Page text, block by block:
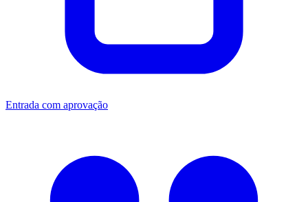
Entrada com aprovação